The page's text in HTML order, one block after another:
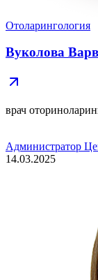
Отоларингология
Вуколова
врач
Администратор
14.03.2025